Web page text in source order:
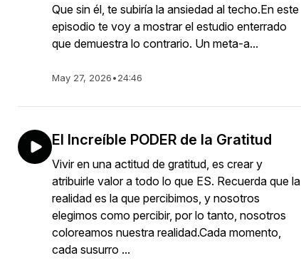
Que sin él, te subiría la ansiedad al techo.En este
episodio te voy a mostrar el estudio enterrado
que demuestra lo contrario. Un meta-a...
May 27, 2026•24:46
El Increíble PODER de la Gratitud
Vivir en una actitud de gratitud, es crear y
atribuirle valor a todo lo que ES. Recuerda que la
realidad es la que percibimos, y nosotros
elegimos como percibir, por lo tanto, nosotros
coloreamos nuestra realidad.Cada momento,
cada susurro ...